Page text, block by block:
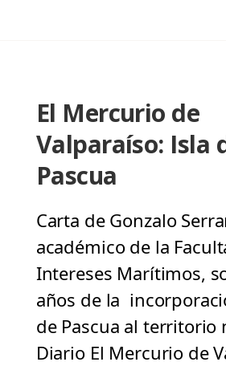
El Mercurio de
Valparaíso: Isla
Pascua
Carta de Gonzalo
académico de la
Intereses Marítimos,
años de la
de Pascua al territorio
Diario El Mercurio de